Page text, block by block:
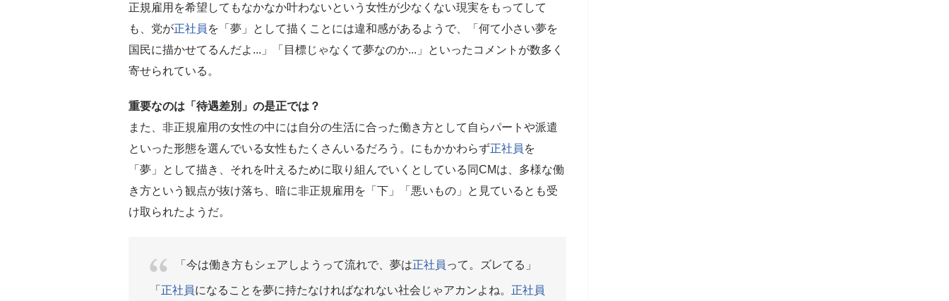
正規雇用を希望してもなかなか叶わないという女性が少なくない現実をもってして
も、党が正社員 を「夢」として描くことには違和感があるようで、「何て小さい夢を
国民に描かせてるんだよ...」「目標じゃなくて夢なのか...」といったコメントが数多く
寄せられている。
重要なのは「待遇差別」の是正では？
また、非正規雇用の女性の中には自分の生活に合った働き方として自らパートや派遣
といった形態を選んでいる女性もたくさんいるだろう。にもかかわらず正社員 を
「夢」として描き、それを叶えるために取り組んでいくとしている同CMは、多様な働
き方という観点が抜け落ち、暗に非正規雇用を「下」「悪いもの」と見ているとも受
け取られたようだ。
「今は働き方もシェアしようって流れで、夢は正社員 って。ズレてる」
「 正社員になることを夢に持たなければなれない社会じゃアカンよね。 正社員